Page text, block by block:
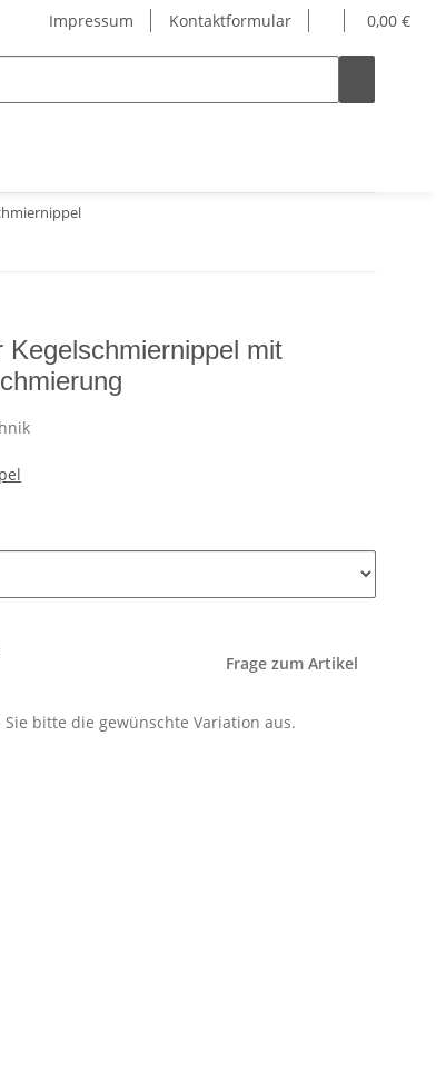
Impressum Kontaktformular 0,00 €
mit
Frage zum Artikel
bitte die gewünschte Variation aus.